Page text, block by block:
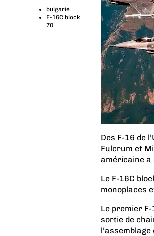
bulgarie
F-16C block
70
Des F-16 de
Fulcrum et
américaine a
Le F-16C
monoplaces
Le premier
sortie de